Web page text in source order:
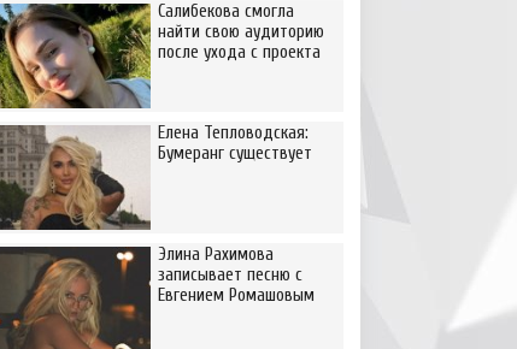
Салибекова смогла
найти свою аудиторию
после ухода с проекта
Елена Тепловодская:
Бумеранг существует
Элина Рахимова
записывает песню с
Евгением Ромашовым